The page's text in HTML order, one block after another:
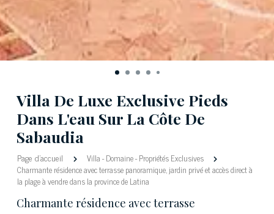
Villa De Luxe Exclusive Pieds
Dans L'eau Sur La Côte De
Sabaudia
Page d'accueil Villa-Domaine-Propriétés Exclusives
Charmante résidence avec terrasse panoramique, jardin privé et accès direct à
la plage à vendre dans la province de Latina
Charmante résidence avec terrasse